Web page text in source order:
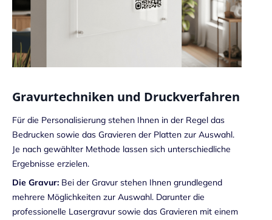
Gravurtechniken und Druckverfahren
Für die Personalisierung stehen Ihnen in der Regel das
Bedrucken sowie das Gravieren der Platten zur Auswahl.
Je nach gewählter Methode lassen sich unterschiedliche
Ergebnisse erzielen.
Die Gravur: Bei der Gravur stehen Ihnen grundlegend
mehrere Möglichkeiten zur Auswahl. Darunter die
professionelle Lasergravur sowie das Gravieren mit einem